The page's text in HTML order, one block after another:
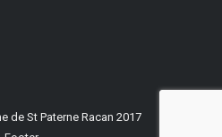
de St Paterne Racan 2017